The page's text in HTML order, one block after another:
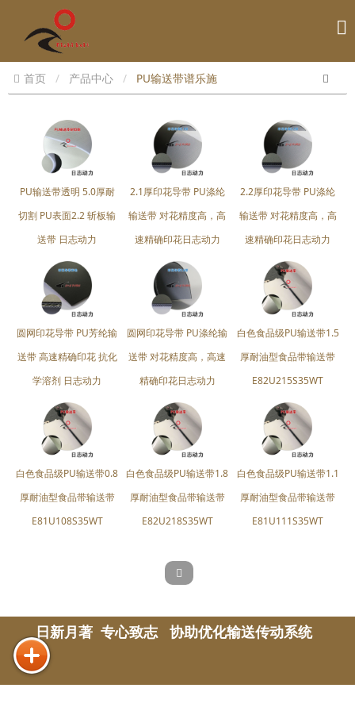
首页 产品中心 PU输送带谱乐施
PU输送带透明 5.0厚耐
切割 PU表面2.2 斩板输
送带 日志动力
2.1厚印花导带 PU涤纶
输送带 对花精度高，高
速精确印花日志动力
2.2厚印花导带 PU涤纶
输送带 对花精度高，高
速精确印花日志动力
圆网印花导带 PU芳纶输
送带 高速精确印花 抗化
学溶剂 日志动力
圆网印花导带 PU涤纶输
送带 对花精度高，高速
精确印花日志动力
白色食品级PU输送带1.5
厚耐油型食品带输送带
E82U215S35WT
白色食品级PU输送带0.8
厚耐油型食品带输送带
E81U108S35WT
白色食品级PU输送带1.8
厚耐油型食品带输送带
E82U218S35WT
白色食品级PU输送带1.1
厚耐油型食品带输送带
E81U111S35WT
日新月著 专心致志 协助优化输送传动系统